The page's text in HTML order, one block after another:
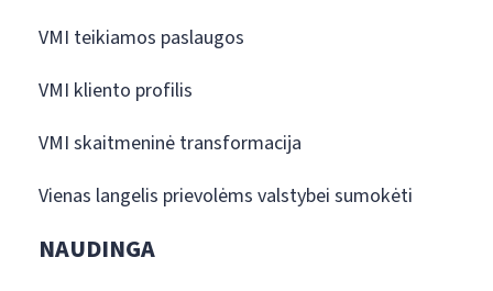
VMI teikiamos paslaugos
VMI kliento profilis
VMI skaitmeninė transformacija
Vienas langelis prievolėms valstybei sumokėti
NAUDINGA